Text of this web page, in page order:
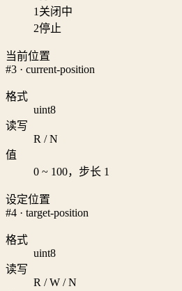
1 关闭中
2停止
当前位置
#3 · current-position
格式
uint8
读写
R / N
值
0 ~ 100，步长 1
设定位置
#4 · target-position
格式
uint8
读写
R / W / N